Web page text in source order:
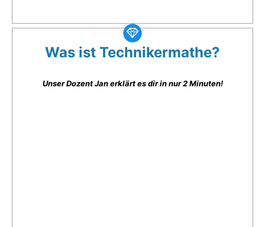
Was ist Technikermathe?
Unser Dozent Jan erklärt es dir in nur 2 Minuten!